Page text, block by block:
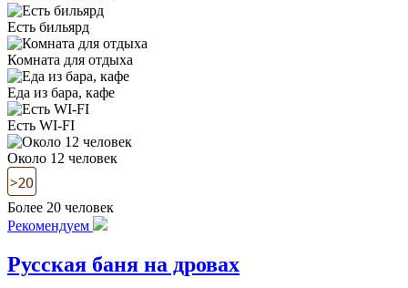
Есть бильярд
Комната для отдыха
Еда из бара, кафе
Есть WI-FI
Около 12 человек
Более 20 человек
Рекомендуем
Русская баня на дровах